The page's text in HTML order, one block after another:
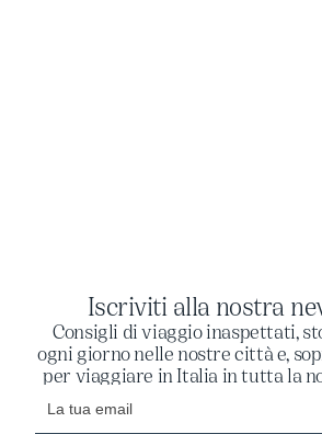
Iscriviti alla nostra
Consigli di viaggio inaspettati,
ogni giorno nelle nostre città e,
per viaggiare in Italia in tutta la